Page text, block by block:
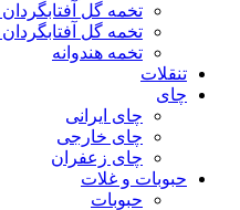
تخمه گل آفتابگردان
تخمه گل
تخمه هندوانه
تنقلات
چای
چای ایرانی
چای خارجی
چای زعفران
حبوبات و غلات
حبوبات